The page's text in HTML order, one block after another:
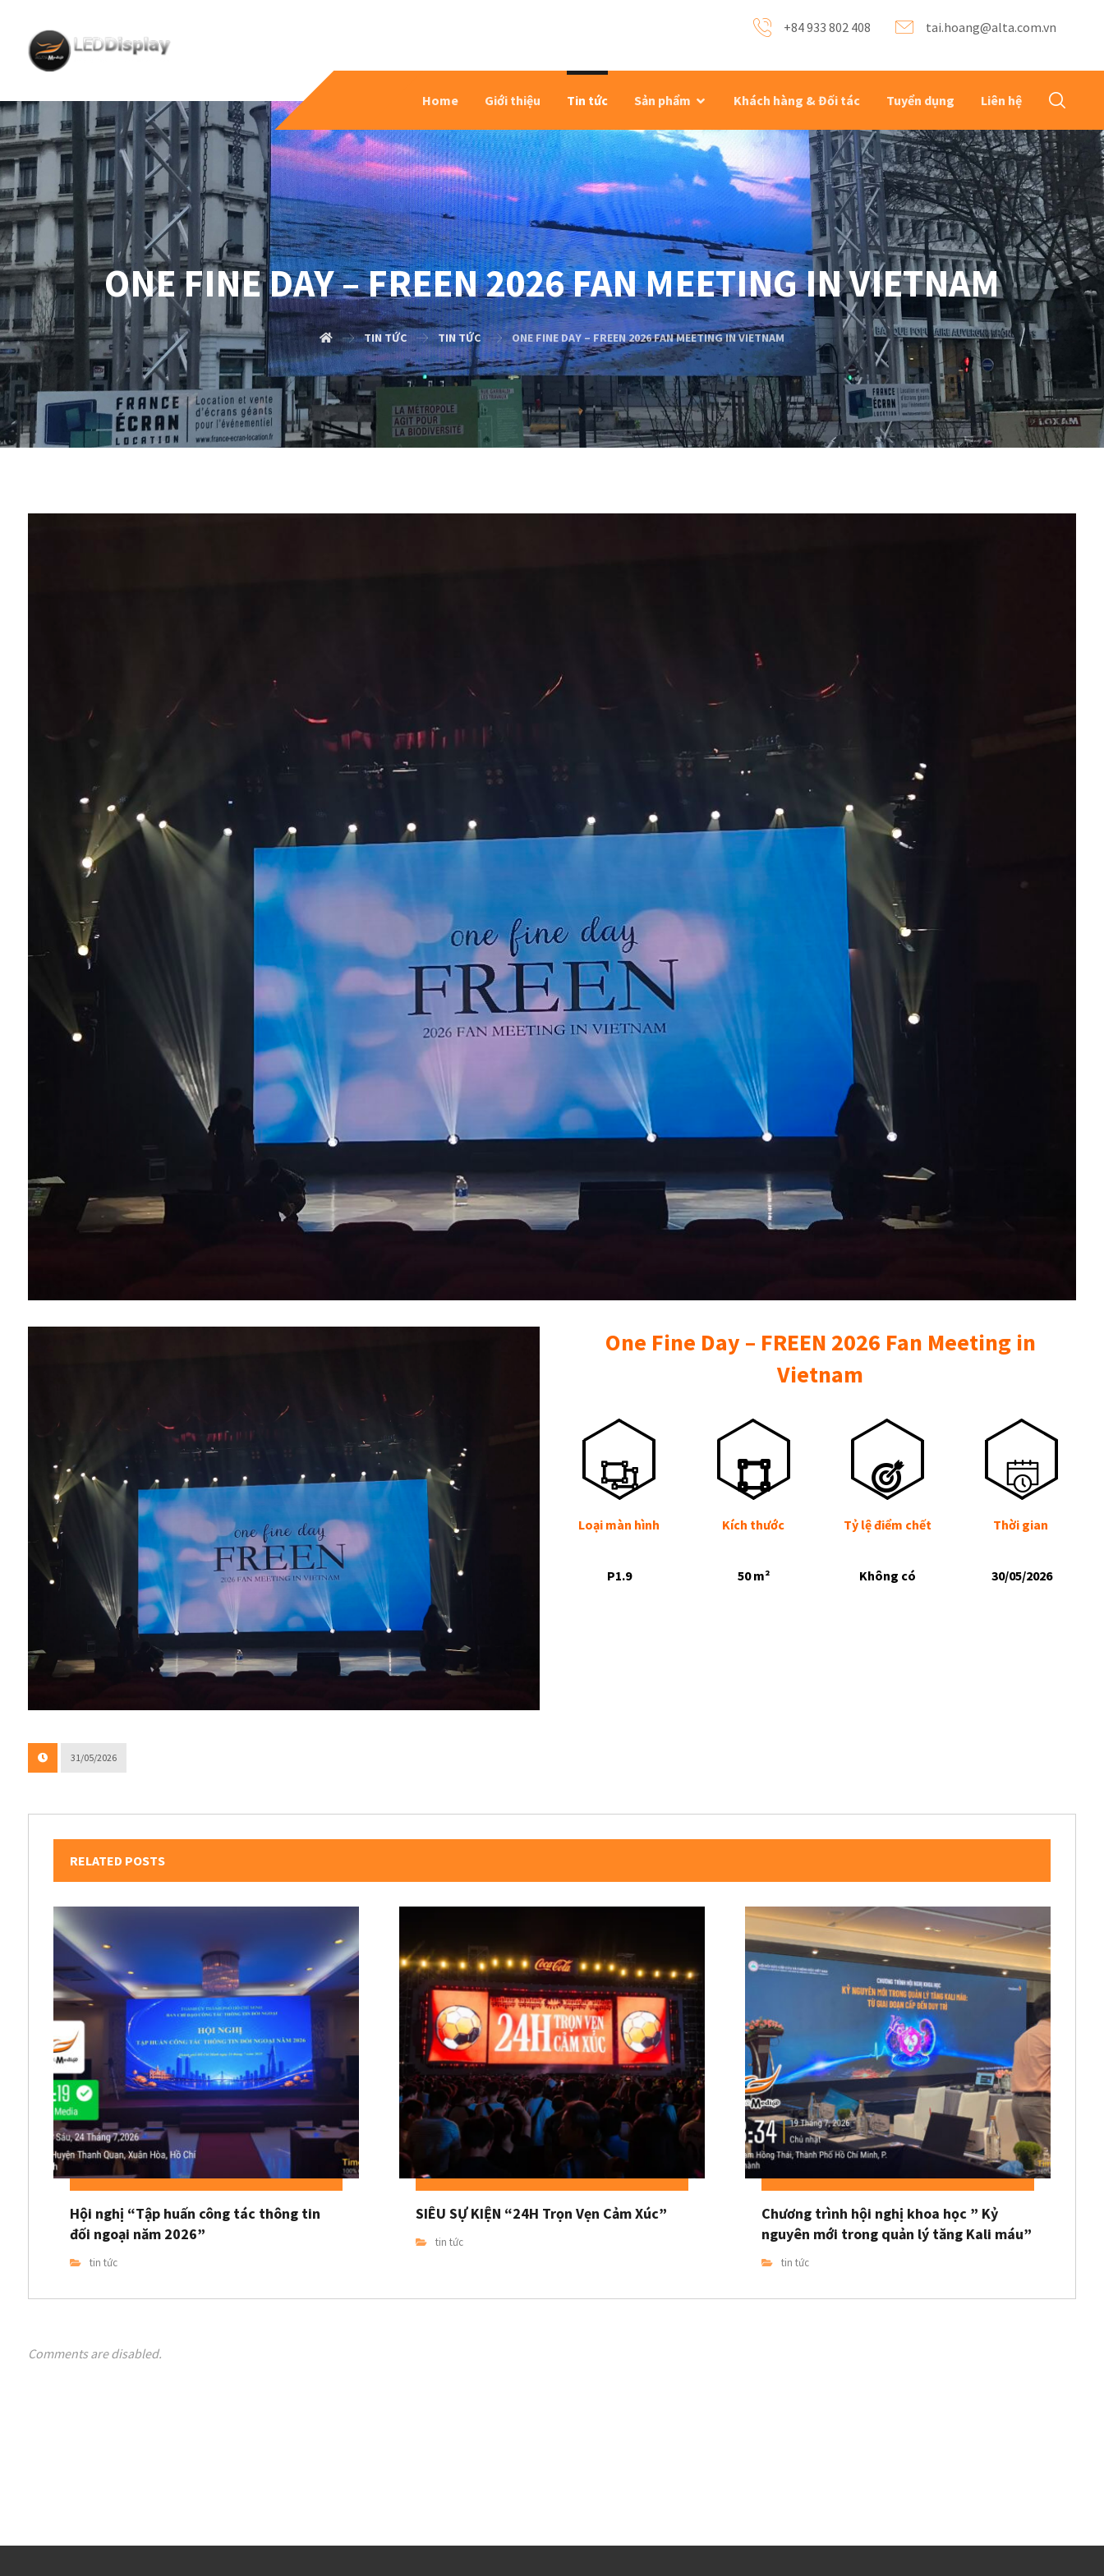
tai.hoang@alta.com.vn
+84 933 802 408
Home Giới thiệu Tin tức Sản phẩm Khách hàng & Đối tác Tuyển dụng Liên hệ
ONE FINE DAY – FREEN 2026 FAN MEETING IN VIETNAM
TIN TỨC TIN TỨC ONE FINE DAY – FREEN 2026 FAN MEETING IN VIETNAM
One Fine Day – FREEN 2026 Fan Meeting in
Vietnam
Loại màn hình
P1.9
Kích thước
50 m²
Tỷ lệ điểm chết
Không có
Thời gian
30/05/2026
31/05/2026
RELATED POSTS
Hội nghị “Tập huấn công tác thông tin
đối ngoại năm 2026”
tin tức
SIÊU SỰ KIỆN “24H Trọn Vẹn Cảm Xúc”
tin tức
Chương trình hội nghị khoa học ” Kỷ
nguyên mới trong quản lý tăng Kali máu”
tin tức
Comments are disabled.